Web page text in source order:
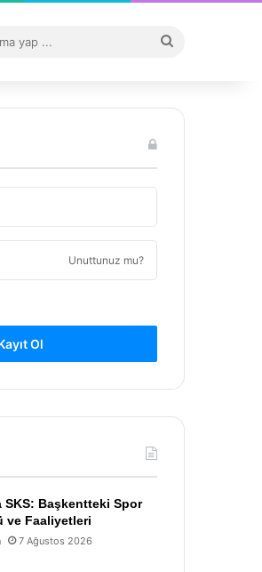
...
Unuttunuz mu?
Ol
SKS: Başkentteki Spor
ve Faaliyetleri
7 Ağustos 2026